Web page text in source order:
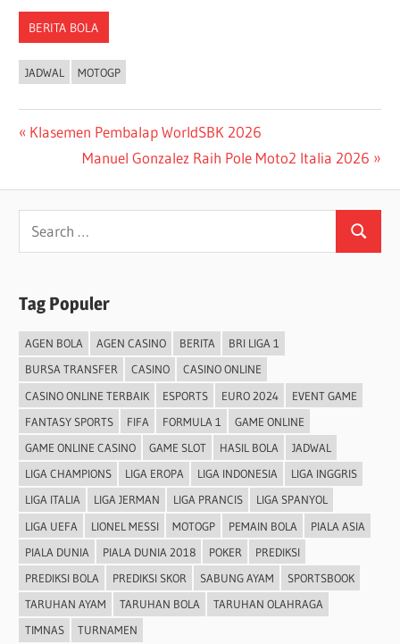
BERITA BOLA
JADWAL MOTOGP
Post
navigation
Previous
Klasemen Pembalap WorldSBK 2026
Next
Manuel Gonzalez Raih Pole Moto2 Italia 2026
Search
for:
Search
Tag Populer
AGEN BOLA AGEN CASINO BERITA
BRI LIGA 1
BURSA TRANSFER
CASINO
CASINO ONLINE
CASINO ONLINE TERBAIK
ESPORTS EURO 2024
EVENT GAME
FANTASY SPORTS
FIFA FORMULA 1
GAME ONLINE
GAME ONLINE CASINO
GAME SLOT HASIL BOLA
JADWAL
LIGA CHAMPIONS
LIGA EROPA LIGA INDONESIA
LIGA INGGRIS
LIGA ITALIA
LIGA JERMAN LIGA PRANCIS
LIGA SPANYOL
LIGA UEFA
LIONEL MESSI MOTOGP PEMAIN BOLA
PIALA ASIA
PIALA DUNIA
PIALA DUNIA 2018 POKER
PREDIKSI
PREDIKSI BOLA
PREDIKSI SKOR SABUNG AYAM
SPORTSBOOK
TARUHAN AYAM
TARUHAN BOLA
TARUHAN OLAHRAGA
TIMNAS
TURNAMEN